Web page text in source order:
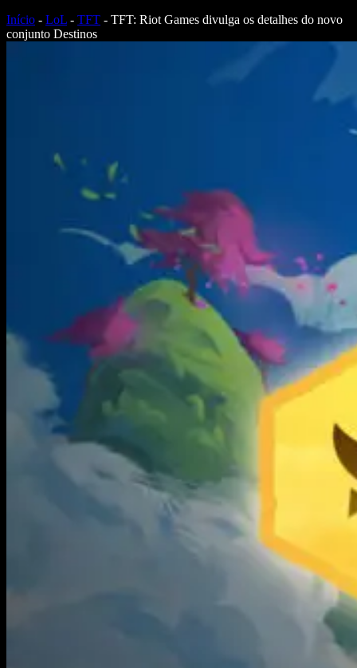
Início - LoL - TFT - TFT: Riot Games divulga os detalhes do novo
conjunto Destinos